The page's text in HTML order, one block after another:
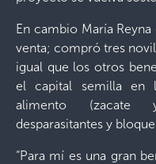
En cambio María
venta; compró tres
igual que los otros
el capital semilla en
alimento (zacate
desparasitantes y
“Para mí es una gran